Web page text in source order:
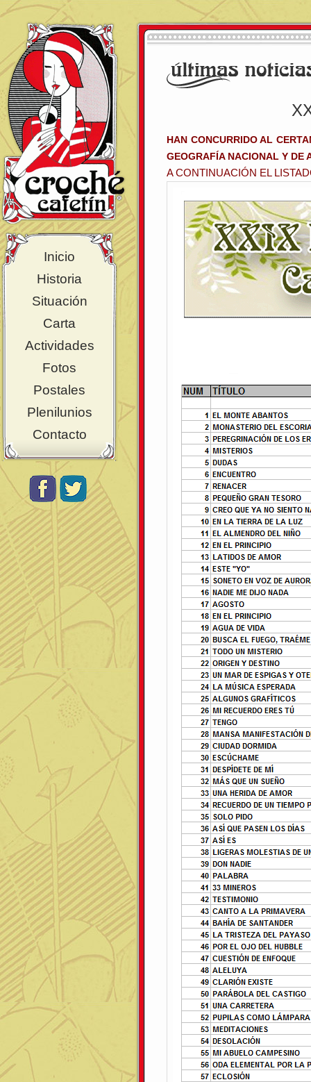
Inicio
Historia
Situación
Carta
Actividades
Fotos
Postales
Plenilunios
Contacto
HAN CONCURRIDO AL
GEOGRAFÍA NACIONAL Y DE
A CONTINUACIÓN EL